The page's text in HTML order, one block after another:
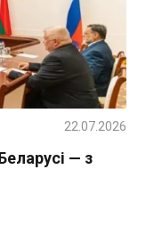
— з
22.07.2026